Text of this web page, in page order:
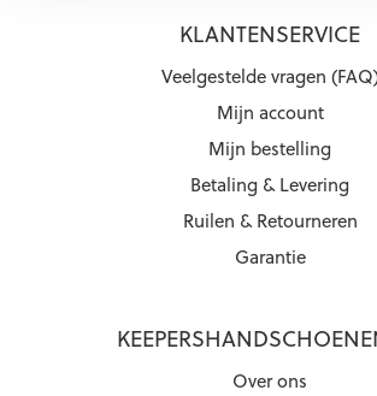
KLANTENSERVICE
Veelgestelde vragen
Mijn account
Mijn bestelling
Betaling & Levering
Ruilen & Retourneren
Garantie
Over ons